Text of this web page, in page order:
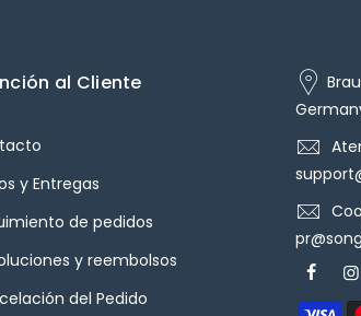
al Cliente
y Entregas
de pedidos
y reembolsos
del Pedido